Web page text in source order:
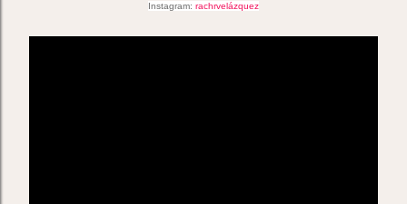
Instagram: rachrvelázquez